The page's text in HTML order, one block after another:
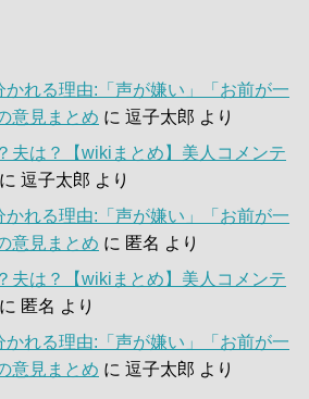
れる理由:「声が嫌い」「お前が一
意見まとめ に 逗子太郎 より
夫は？【wikiまとめ】美人コメンテ
に 逗子太郎 より
れる理由:「声が嫌い」「お前が一
意見まとめ に 匿名 より
夫は？【wikiまとめ】美人コメンテ
に 匿名 より
れる理由:「声が嫌い」「お前が一
意見まとめ に 逗子太郎 より